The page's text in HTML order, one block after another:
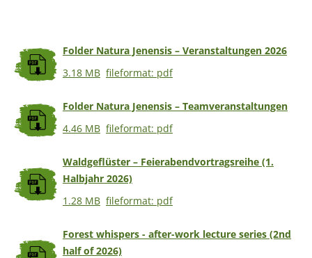
Folder Natura Jenensis – Veranstaltungen 2026
3.18 MB fileformat: pdf
Folder Natura Jenensis – Teamveranstaltungen
4.46 MB fileformat: pdf
Waldgeflüster – Feierabendvortragsreihe (1.
Halbjahr 2026)
1.28 MB fileformat: pdf
Forest whispers - after-work lecture series (2nd
half of 2026)